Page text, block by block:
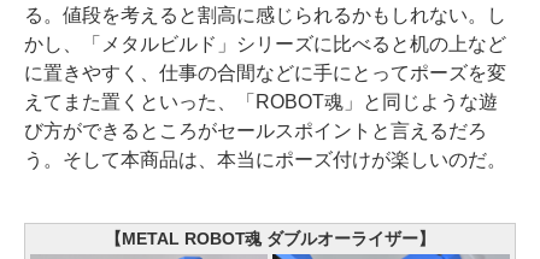
る。値段を考えると割高に感じられるかもしれない。し
かし、「メタルビルド」シリーズに比べると机の上など
に置きやすく、仕事の合間などに手にとってポーズを変
えてまた置くといった、「ROBOT魂」と同じような遊
び方ができるところがセールスポイントと言えるだろ
う。そして本商品は、本当にポーズ付けが楽しいのだ。
【METAL ROBOT魂 ダブルオーライザー】